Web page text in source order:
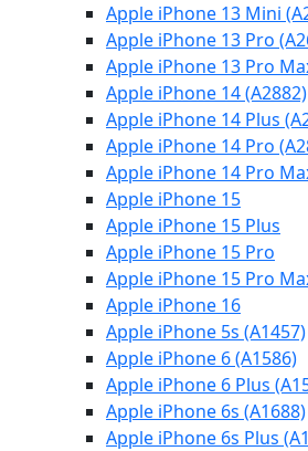
Apple iPhone 13 Mini
Apple iPhone 13 Pro
Apple iPhone 13 Pro
Apple iPhone 14 (A2882)
Apple iPhone 14 Plus
Apple iPhone 14 Pro
Apple iPhone 14 Pro
Apple iPhone 15
Apple iPhone 15 Plus
Apple iPhone 15 Pro
Apple iPhone 15 Pro
Apple iPhone 16
Apple iPhone 5s (A1457)
Apple iPhone 6 (A1586)
Apple iPhone 6 Plus
Apple iPhone 6s (A1688)
Apple iPhone 6s Plus